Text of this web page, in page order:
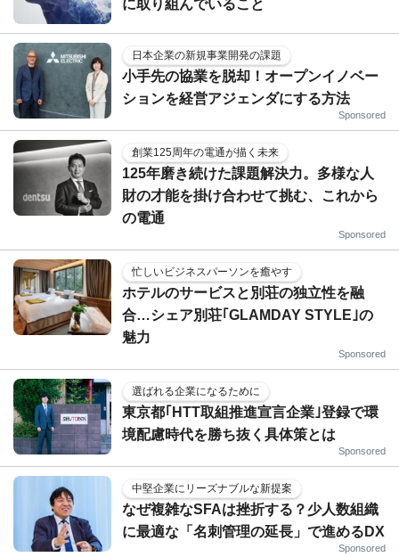
に取り組んでいること
日本企業の新規事業開発の課題
小手先の協業を脱却！オープンイノベー
ションを経営アジェンダにする方法
Sponsored
創業125周年の電通が描く未来
125年磨き続けた課題解決力。多様な人
財の才能を掛け合わせて挑む、これから
の電通
Sponsored
忙しいビジネスパーソンを癒やす
ホテルのサービスと別荘の独立性を融
合…シェア別荘｢GLAMDAY STYLE｣の
魅力
Sponsored
選ばれる企業になるために
東京都｢HTT取組推進宣言企業｣登録で環
境配慮時代を勝ち抜く具体策とは
Sponsored
中堅企業にリーズナブルな新提案
なぜ複雑なSFAは挫折する？少人数組織
に最適な「名刺管理の延長」で進めるDX
Sponsored